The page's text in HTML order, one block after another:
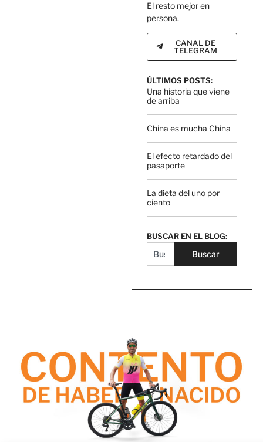
El resto mejor en
persona.
CANAL DE
TELEGRAM
ÚLTIMOS POSTS:
Una historia que viene
de arriba
China es mucha China
El efecto retardado del
pasaporte
La dieta del uno por
ciento
BUSCAR EN EL BLOG:
Buscar